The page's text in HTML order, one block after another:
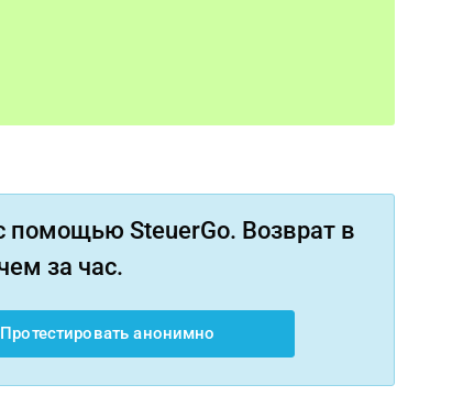
помощью SteuerGo. Возврат в
за час.
Протестировать анонимно